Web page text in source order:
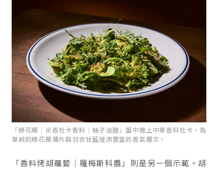
「綠花椰｜米香杜卡香料｜柚子油醋」盤中撒上中東香料杜卡，為
單純的綠花椰薄片與羽衣甘藍增添豐富的香氣層次。
「香料烤胡蘿蔔｜羅梅斯科醬」則是另一個示範。胡